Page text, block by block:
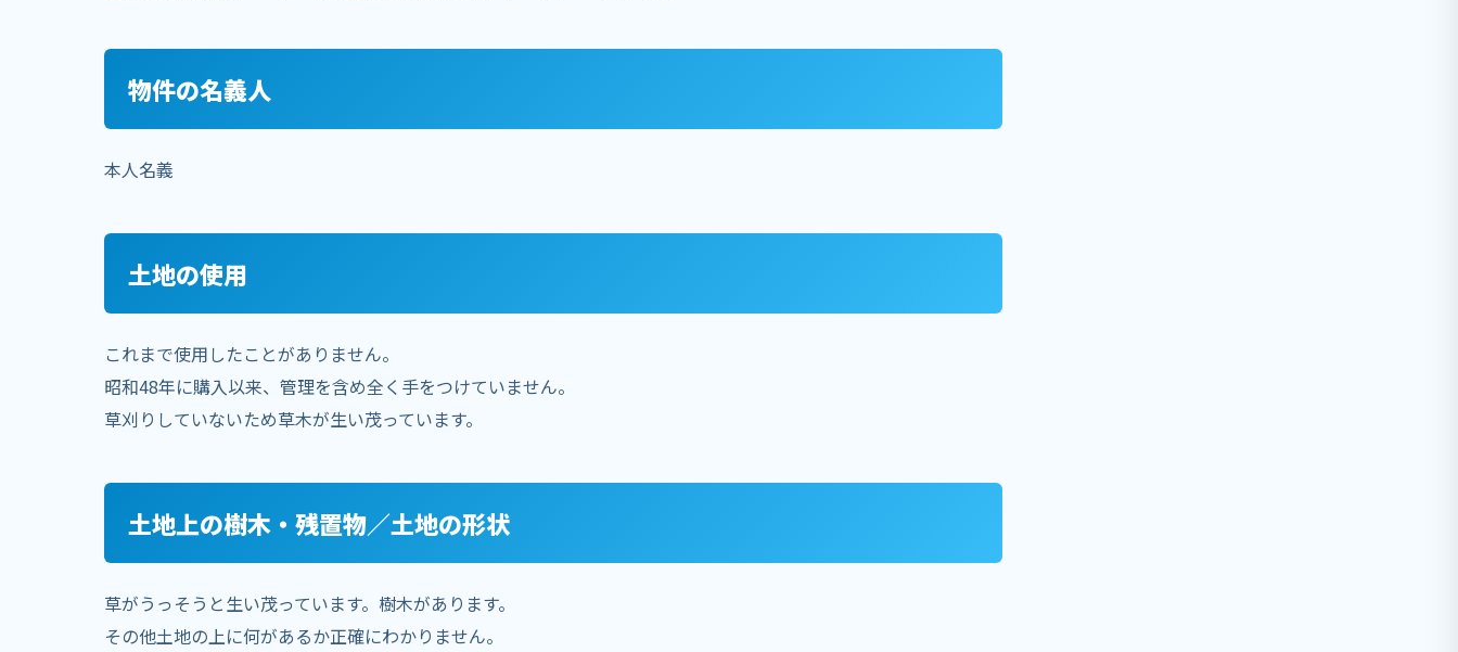
物件の名義人
本人名義
土地の使用
これまで使用したことがありません。
昭和48年に購入以来、管理を含め全く手をつけていません。
草刈りしていないため草木が生い茂っています。
土地上の樹木・残置物／土地の形状
草がうっそうと生い茂っています。樹木があります。
その他土地の上に何があるか正確にわかりません。